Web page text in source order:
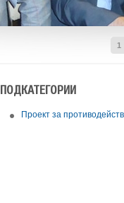
1
ПОДКАТЕГОРИИ
Проект за